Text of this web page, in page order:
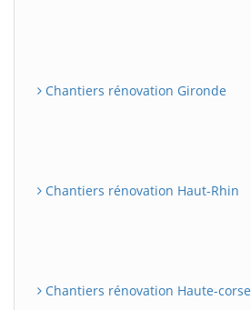
Chantiers rénovation Gironde
Chantiers rénovation Haut-Rhin
Chantiers rénovation Haute-corse